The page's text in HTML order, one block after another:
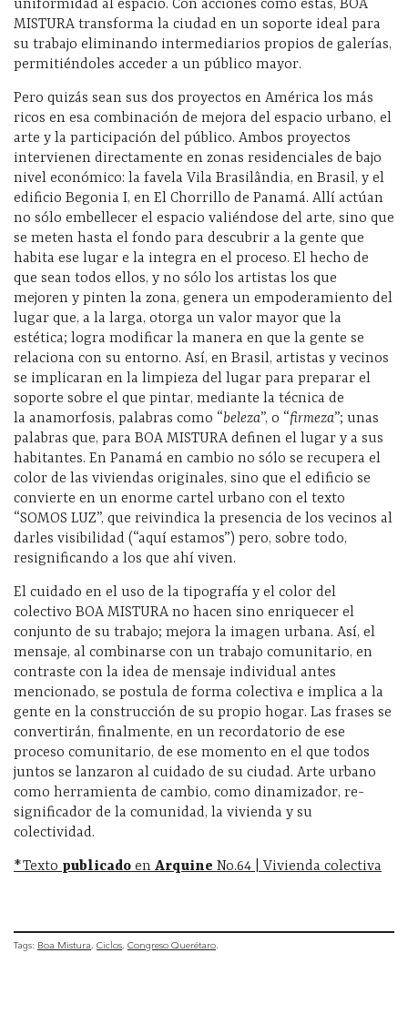
uniformidad al espacio. Con acciones como estas, BOA
MISTURA transforma la ciudad en un soporte ideal para
su trabajo eliminando intermediarios propios de galerías,
permitiéndoles acceder a un público mayor.
Pero quizás sean sus dos proyectos en América los más
ricos en esa combinación de mejora del espacio urbano, el
arte y la participación del público. Ambos proyectos
intervienen directamente en zonas residenciales de bajo
nivel económico: la favela Vila Brasilândia, en Brasil, y el
edificio Begonia I, en El Chorrillo de Panamá. Allí actúan
no sólo embellecer el espacio valiéndose del arte, sino que
se meten hasta el fondo para descubrir a la gente que
habita ese lugar e la integra en el proceso. El hecho de
que sean todos ellos, y no sólo los artistas los que
mejoren y pinten la zona, genera un empoderamiento del
lugar que, a la larga, otorga un valor mayor que la
estética; logra modificar la manera en que la gente se
relaciona con su entorno. Así, en Brasil, artistas y vecinos
se implicaran en la limpieza del lugar para preparar el
soporte sobre el que pintar, mediante la técnica de
la anamorfosis, palabras como “beleza”, o “firmeza”; unas
palabras que, para BOA MISTURA definen el lugar y a sus
habitantes. En Panamá en cambio no sólo se recupera el
color de las viviendas originales, sino que el edificio se
convierte en un enorme cartel urbano con el texto
“SOMOS LUZ”, que reivindica la presencia de los vecinos al
darles visibilidad (“aquí estamos”) pero, sobre todo,
resignificando a los que ahí viven.
El cuidado en el uso de la tipografía y el color del
colectivo BOA MISTURA no hacen sino enriquecer el
conjunto de su trabajo; mejora la imagen urbana. Así, el
mensaje, al combinarse con un trabajo comunitario, en
contraste con la idea de mensaje individual antes
mencionado, se postula de forma colectiva e implica a la
gente en la construcción de su propio hogar. Las frases se
convertirán, finalmente, en un recordatorio de ese
proceso comunitario, de ese momento en el que todos
juntos se lanzaron al cuidado de su ciudad. Arte urbano
como herramienta de cambio, como dinamizador, re-
significador de la comunidad, la vivienda y su
colectividad.
*Texto publicado en Arquine No.64 | Vivienda colectiva
Tags: Boa Mistura Ciclos Congreso Querétaro